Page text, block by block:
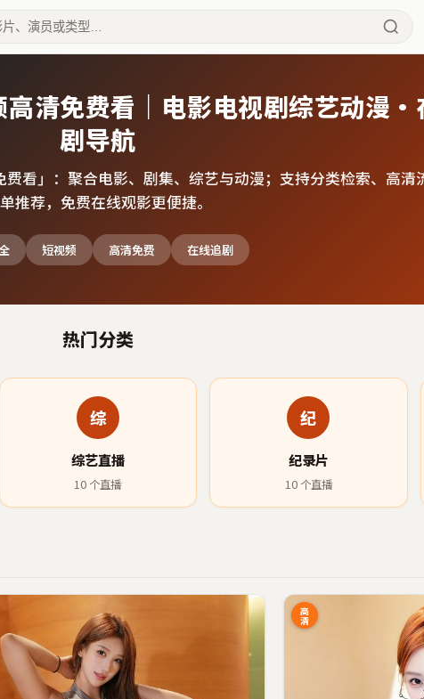
清免费看｜电影电视剧综艺动漫·
剧导航
费看 」：聚合电影、剧集、综艺与动漫；支持分类检索、高清
推荐，免费在线观影更便捷。
短视频 高清免费 在线追剧
热门分类
综
综艺直播
10 个直播
纪
纪录片
10个直播
高
清